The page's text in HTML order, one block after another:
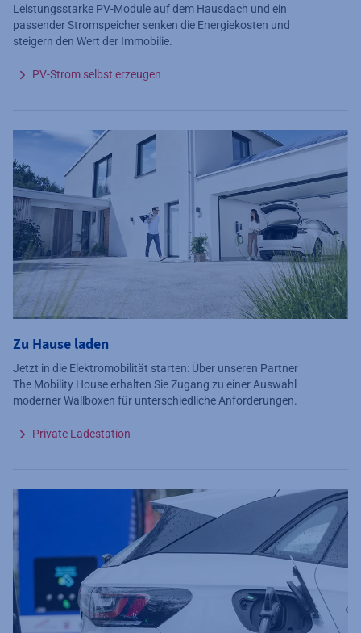
Leistungsstarke PV-Module auf dem Hausdach und ein
passender Stromspeicher senken die Energiekosten und
steigern den Wert der Immobilie.
PV-Strom selbst erzeugen
Zu Hause laden
Jetzt in die Elektromobilität starten: Über unseren Partner
The Mobility House erhalten Sie Zugang zu einer Auswahl
moderner Wallboxen für unterschiedliche Anforderungen.
Private Ladestation